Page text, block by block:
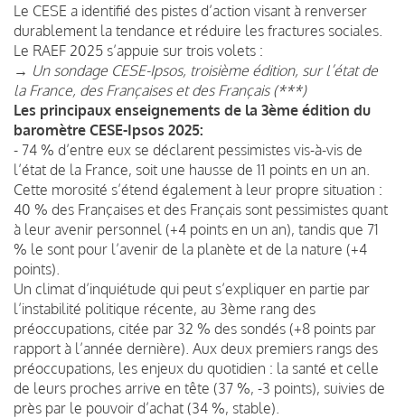
Le CESE a identifié des pistes d’action visant à renverser
durablement la tendance et réduire les fractures sociales.
Le RAEF 2025 s’appuie sur trois volets :
→ Un sondage CESE-Ipsos, troisième édition, sur l’état de
la France, des Françaises et des Français (***)
Les principaux enseignements de la 3ème édition du
baromètre CESE-Ipsos 2025:
- 74 % d’entre eux se déclarent pessimistes vis-à-vis de
l’état de la France, soit une hausse de 11 points en un an.
Cette morosité s’étend également à leur propre situation :
40 % des Françaises et des Français sont pessimistes quant
à leur avenir personnel (+4 points en un an), tandis que 71
% le sont pour l’avenir de la planète et de la nature (+4
points).
Un climat d’inquiétude qui peut s’expliquer en partie par
l’instabilité politique récente, au 3ème rang des
préoccupations, citée par 32 % des sondés (+8 points par
rapport à l’année dernière). Aux deux premiers rangs des
préoccupations, les enjeux du quotidien : la santé et celle
de leurs proches arrive en tête (37 %, -3 points), suivies de
près par le pouvoir d’achat (34 %, stable).